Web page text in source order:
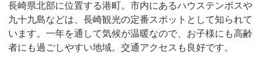
長崎県北部に位置する港町。市内にあるハウステンボスや
九十九島などは、長崎観光の定番スポットとして知られて
います。一年を通して気候が温暖なので、お子様にも高齢
者にも過ごしやすい地域。交通アクセスも良好です。